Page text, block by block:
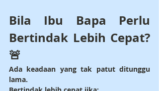
Bila Ibu Bapa Perlu
Bertindak Lebih Cepat?
🚨
Ada keadaan yang tak patut ditunggu
lama.